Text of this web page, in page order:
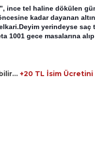
ince tel haline dökülen
kadar dayanan
yerindeyse
1001 gece masalarına
+20 TL İsim Ücretini